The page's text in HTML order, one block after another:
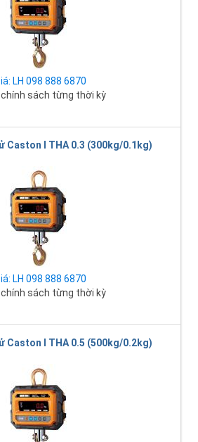
LH 098 888 6870
sách từng thời kỳ
Caston I THA 0.3 (300kg/0.1kg)
LH 098 888 6870
sách từng thời kỳ
Caston I THA 0.5 (500kg/0.2kg)